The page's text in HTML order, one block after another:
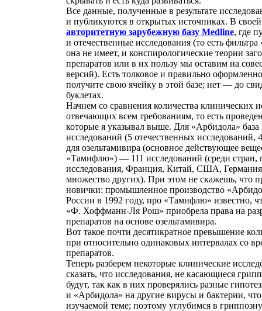
Все данные, полученные в результате
и публикуются в открытых источниках. В
авторитетную зарубежную базу Medline, где
и отечественные исследования (то есть
она не имеет, и конспирологические теории
препаратов или в их пользу мы оставим на
версий). Есть толковое и правильно
получите свою ячейку в этой базе; нет — до
буклетах.
Начнем со сравнения количества клинических
отвечающих всем требованиям, то есть
которые я указывал выше. Для «Арбидола»
исследований (5 отечественных исследований,
для озельтамивира (основное действующее
«Тамифлю») — 111 исследований (среди стран,
исследования, Франция, Китай, США,
множество других). При этом не скажешь, что
новички: промышленное производство
России в 1992 году, про «Тамифлю» известно,
«Ф. Хоффманн-Ля Рош» приобрела права на
препаратов на основе озельтамивира.
Вот такое почти десятикратное превышение
при относительно одинаковых интервалах со
препаратов.
Теперь разберем некоторые клинические
сказать, что исследования, не касающиеся
будут, так как в них проверялись разные
и «Арбидола» на другие вирусы и бактерии,
изучаемой теме; поэтому углубимся в